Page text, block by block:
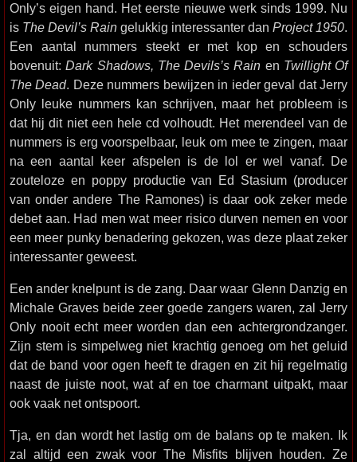
Only’s eigen hand. Het eerste nieuwe werk sinds 1999. Nu
is The Devil’s Rain gelukkig interessanter dan Project 1950.
Een aantal nummers steekt er met kop en schouders
bovenuit:Dark Shadows, The Devils’s Rain en Twillight Of
The Dead. Deze nummers bewijzen in ieder geval dat Jerry
Only leuke nummers kan schrijven, maar het probleem is
dat hij dit niet een hele cd volhoudt. Het merendeel van de
nummers is erg voorspelbaar, leuk om mee te zingen, maar
na een aantal keer afspelen is de lol er wel vanaf. De
zouteloze en poppy productie van Ed Stasium (producer
van onder andere The Ramones) is daar ook zeker mede
debet aan. Had men wat meer risico durven nemen en voor
een meer punky benadering gekozen, was deze plaat zeker
interessanter geweest.
Een ander knelpunt is de zang. Daar waar Glenn Danzig en
Michale Graves beide zeer goede zangers waren, zal Jerry
Only nooit echt meer worden dan een achtergrondzanger.
Zijn stem is simpelweg niet krachtig genoeg om het geluid
dat de band voor ogen heeft te dragen en zit hij regelmatig
naast de juiste noot, wat af en toe charmant uitpakt, maar
ook vaak net ontspoort.
Tja, en dan wordt het lastig om de balans op te maken. Ik
zal altijd een zwak voor The Misfits blijven houden. Ze